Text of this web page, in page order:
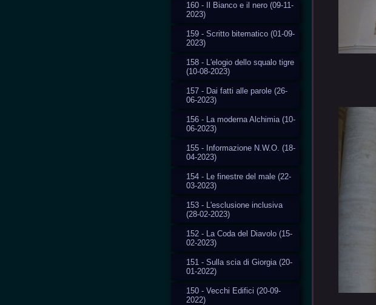
160 - Il Bianco e il nero (09-11-
2023)
159 - Scritto bitematico (01-09-
2023)
158 - L'elogio dello squalo tigre
(10-08-2023)
157 - Dai fatti alle parole (26-
06-2023)
156 - La moderna Alchimia (10-
06-2023)
155 - Informazione N.W.O. (18-
04-2023)
154 - Le finestre del male (22-
03-2023)
153 - L'esclusione inclusiva
(28-02-2023)
152 - La Coda del Diavolo (15-
02-2023)
151 - Sulla scia di Giorgia (20-
01-2022)
150 - Vecchi Edifici (20-09-
2022)